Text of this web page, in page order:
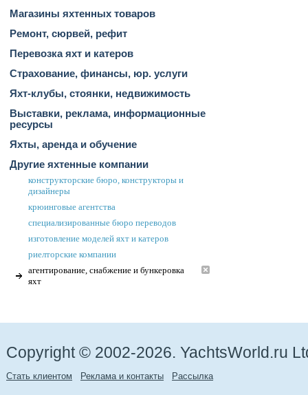
Магазины яхтенных товаров
Ремонт, сюрвей, рефит
Перевозка яхт и катеров
Страхование, финансы, юр. услуги
Яхт-клубы, стоянки, недвижимость
Выставки, реклама, информационные
ресурсы
Яхты, аренда и обучение
Другие яхтенные компании
конструкторские бюро, конструкторы и
дизайнеры
крюинговые агентства
специализированные бюро переводов
изготовление моделей яхт и катеров
риелторские компании
агентирование, снабжение и бункеровка
яхт
Copyright © 2002-2026. YachtsWorld.ru
Стать клиентом Реклама и контакты Рассылка